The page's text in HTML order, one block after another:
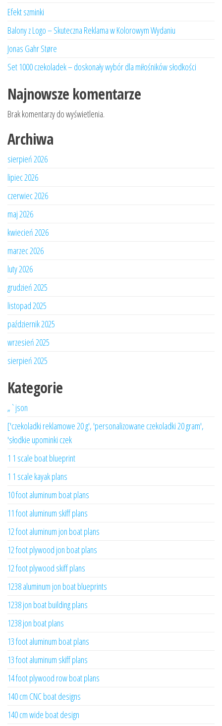
Efekt szminki
Balony z Logo – Skuteczna Reklama w Kolorowym Wydaniu
Jonas Gahr Støre
Set 1000 czekoladek – doskonały wybór dla miłośników słodkości
Najnowsze komentarze
Brak komentarzy do wyświetlenia.
Archiwa
sierpień 2026
lipiec 2026
czerwiec 2026
maj 2026
kwiecień 2026
marzec 2026
luty 2026
grudzień 2025
listopad 2025
październik 2025
wrzesień 2025
sierpień 2025
Kategorie
„`json
['czekoladki reklamowe 20 g', 'personalizowane czekoladki 20 gram',
'słodkie upominki czek
1 1 scale boat blueprint
1 1 scale kayak plans
10 foot aluminum boat plans
11 foot aluminum skiff plans
12 foot aluminum jon boat plans
12 foot plywood jon boat plans
12 foot plywood skiff plans
1238 aluminum jon boat blueprints
1238 jon boat building plans
1238 jon boat plans
13 foot aluminum boat plans
13 foot aluminum skiff plans
14 foot plywood row boat plans
140 cm CNC boat designs
140 cm wide boat design